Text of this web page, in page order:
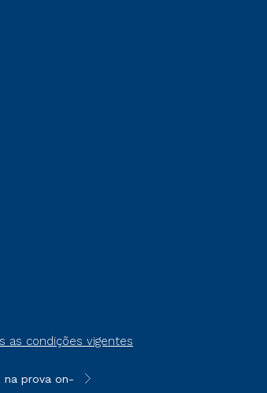
as condições vigentes
on-line ou agendada, que ofertam
**Semipresencial é um formato do